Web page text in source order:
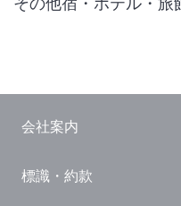
国内観光ガイド
会社案内
標識・約款